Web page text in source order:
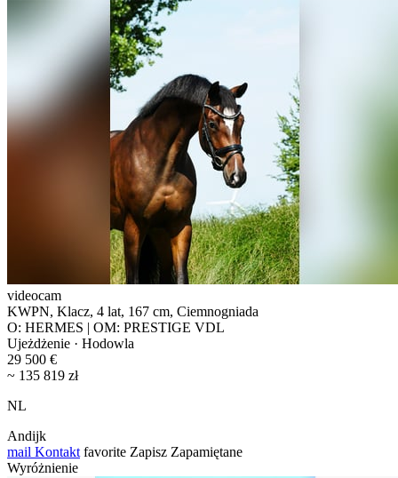
videocam
KWPN, Klacz, 4 lat, 167 cm, Ciemnogniada
O: HERMES | OM: PRESTIGE VDL
Ujeżdżenie · Hodowla
29 500 €
~ 135 819 zł
NL
Andijk
mail Kontakt favorite Zapisz Zapamiętane
Wyróżnienie